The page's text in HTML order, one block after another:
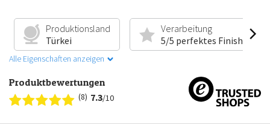
Produktionsland
Türkei
Verarbeitung
5/5 perfektes Finish
Alle Eigenschaften anzeigen
Produktbewertungen
(8) 7.3/10